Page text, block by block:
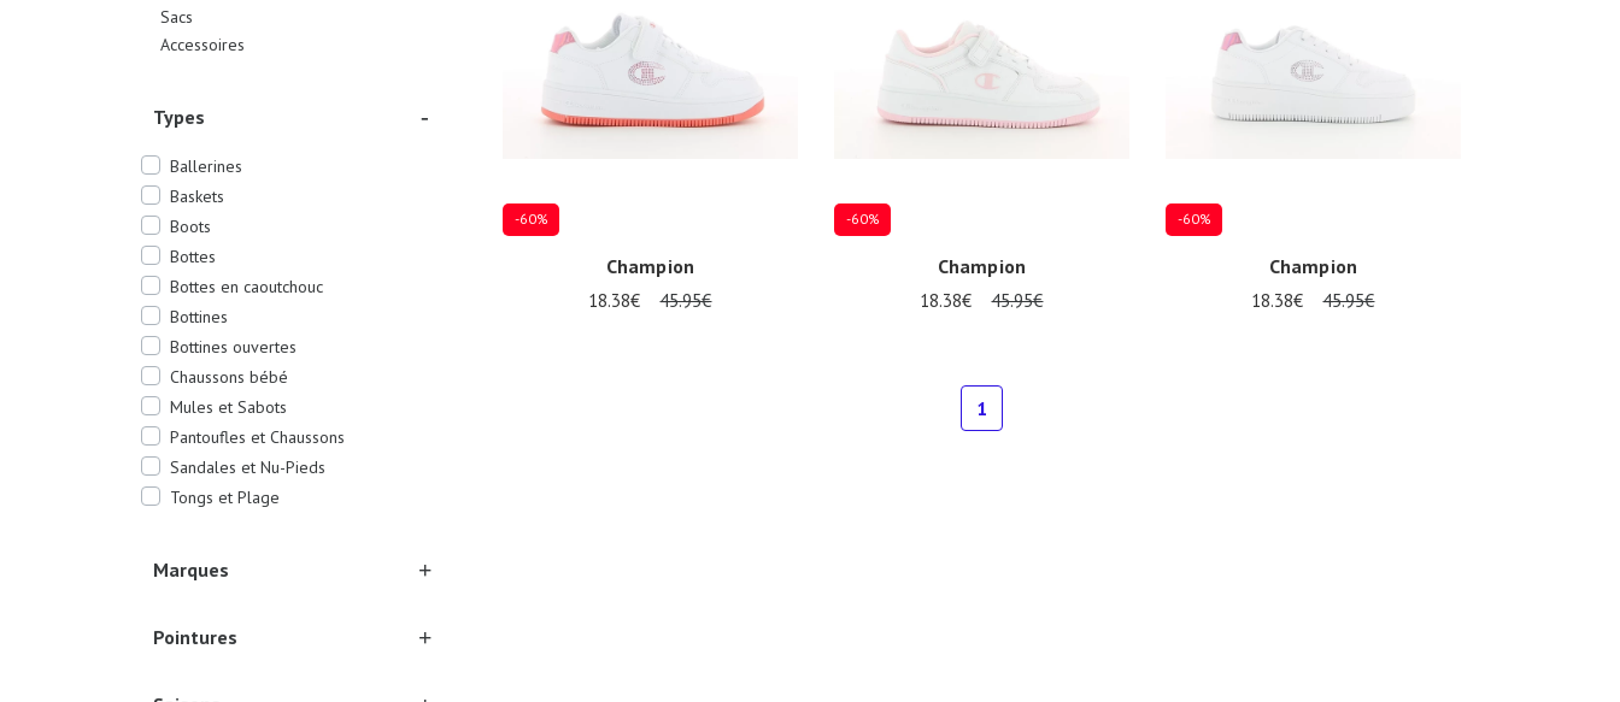
Sacs
Accessoires
Types
Ballerines
Baskets
Boots
Bottes
Bottes en caoutchouc
Bottines
Bottines ouvertes
Chaussons bébé
Mules et Sabots
Pantoufles et Chaussons
Sandales et Nu-Pieds
Tongs et Plage
Marques
Pointures
-60%
Champion
18.38€ 45.95€
-60%
Champion
18.38€ 45.95€
-60%
Champion
18.38€ 45.95€
1